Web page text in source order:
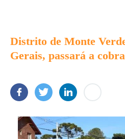
Distrito de Monte
Gerais, passará a